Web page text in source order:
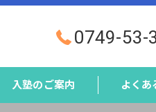
0749-53-
入塾のご案内 よくあ